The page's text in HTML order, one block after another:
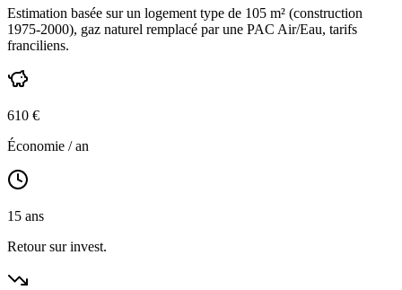
Estimation basée sur un logement type de 105 m² (construction
1975-2000), gaz naturel remplacé par une PAC Air/Eau, tarifs
franciliens.
610 €
Économie / an
15 ans
Retour sur invest.